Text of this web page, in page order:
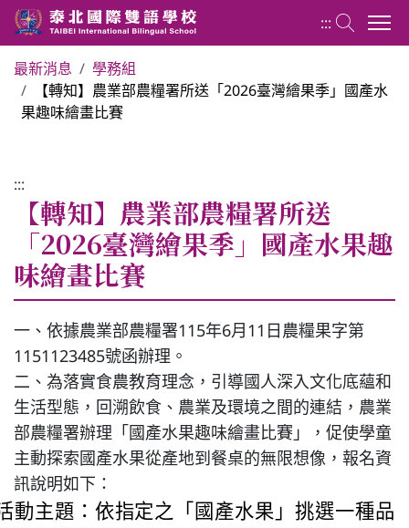
最新消息
學務組
【轉知】農業部農糧署所送「2026臺灣繪果季」國產水
果趣味繪畫比賽
:::
【轉知】農業部農糧署所送
「2026臺灣繪果季」國產水果趣
味繪畫比賽
一、依據農業部農糧署115年6月11日農糧果字第
1151123485號函辦理。
二、為落實食農教育理念，引導國人深入文化底蘊和
生活型態，回溯飲食、農業及環境之間的連結，農業
部農糧署辦理「國產水果趣味繪畫比賽」，促使學童
主動探索國產水果從產地到餐桌的無限想像，報名資
訊說明如下：
動主題：依指定之「國產水果」挑選一種品
:::
國小部 Elementary School
行政團隊
榮譽榜
教務組
學務組
特色課程
表單下載